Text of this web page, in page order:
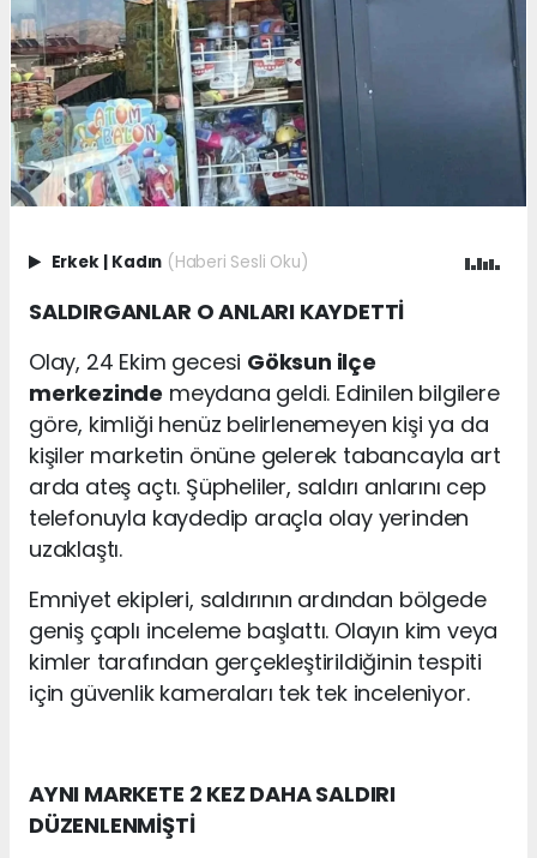
Erkek | Kadın (Haberi Sesli Oku)
SALDIRGANLAR O ANLARI KAYDETTİ
Olay, 24 Ekim gecesi Göksun ilçe
merkezinde meydana geldi. Edinilen bilgilere
göre, kimliği henüz belirlenemeyen kişi ya da
kişiler marketin önüne gelerek tabancayla art
arda ateş açtı. Şüpheliler, saldırı anlarını cep
telefonuyla kaydedip araçla olay yerinden
uzaklaştı.
Emniyet ekipleri, saldırının ardından bölgede
geniş çaplı inceleme başlattı. Olayın kim veya
kimler tarafından gerçekleştirildiğinin tespiti
için güvenlik kameraları tek tek inceleniyor.
AYNI MARKETE 2 KEZ DAHA SALDIRI
DÜZENLENMİŞTİ